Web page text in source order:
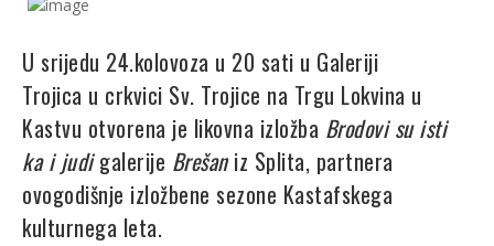
U srijedu 24.kolovoza u 20 sati u Galeriji
Trojica u crkvici Sv. Trojice na Trgu Lokvina u
Kastvu otvorena je likovna izložba Brodovi su isti
ka i judigalerije Brešaniz Splita, partnera
ovogodišnje izložbene sezone Kastafskega
kulturnega leta.